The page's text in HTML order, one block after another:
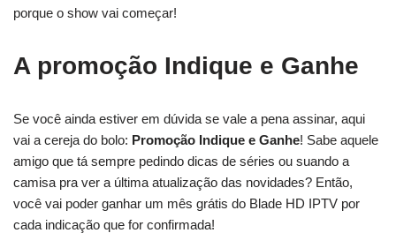
porque o show vai começar!
A promoção Indique e Ganhe
Se você ainda estiver em dúvida se vale a pena assinar, aqui
vai a cereja do bolo: Promoção Indique e Ganhe! Sabe aquele
amigo que tá sempre pedindo dicas de séries ou suando a
camisa pra ver a última atualização das novidades? Então,
você vai poder ganhar um mês grátis do Blade HD IPTV por
cada indicação que for confirmada!